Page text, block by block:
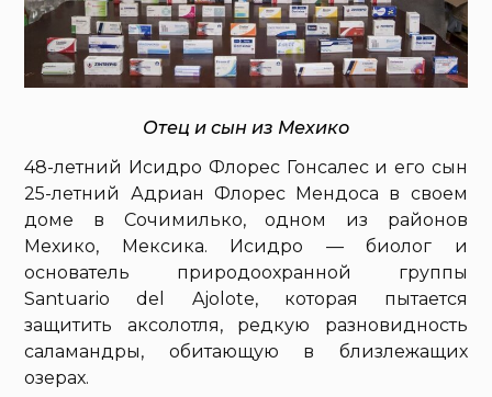
Отец и сын из Мехико
48-летний Исидро Флорес Гонсалес и его сын
25-летний Адриан Флорес Мендоса в своем
доме в Сочимилько, одном из районов
Мехико, Мексика. Исидро — биолог и
основатель природоохранной группы
Santuario del Ajolote, которая пытается
защитить аксолотля, редкую разновидность
саламандры, обитающую в близлежащих
озерах.